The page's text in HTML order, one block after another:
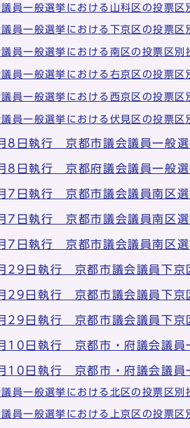
員一般選挙における山科区の投票区
員一般選挙における下京区の投票区
員一般選挙における南区の投票区別
員一般選挙における右京区の投票区
員一般選挙における西京区の投票区
員一般選挙における伏見区の投票区
8日執行 京都市議会議員一般
8日執行 京都府議会議員一般
7日執行 京都市議会議員南区
7日執行 京都市議会議員南区選
7日執行 京都市議会議員南区
29日執行 京都市議会議員下京
29日執行 京都市議会議員下京
29日執行 京都市議会議員下京
10日執行 京都市・府議会議員
10日執行 京都市・府議会議員
員一般選挙における北区の投票区別
員一般選挙における上京区の投票区